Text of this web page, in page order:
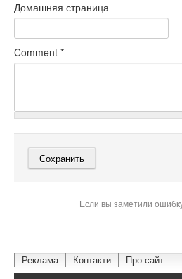
Домашняя страница
Comment *
Если вы заметили
Реклама Контакти Про сайт